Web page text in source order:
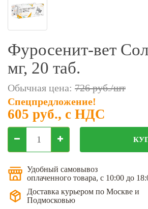
Фуросенит-вет
мг, 20 таб.
Обычная цена: 726 руб./шт
Спецпредложение!
605 руб., с НДС
Удобный самовывоз
оплаченного товара, с 10:00 до
Доставка курьером по Москве и
Подмосковью
Фильтры молочные